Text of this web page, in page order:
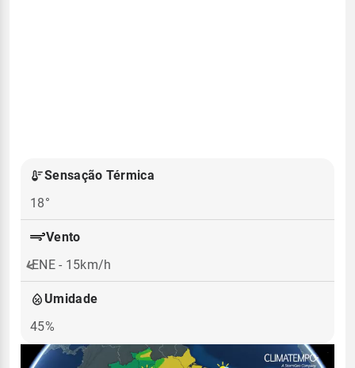
Sensação Térmica
18°
Vento
ENE - 15km/h
Umidade
45%